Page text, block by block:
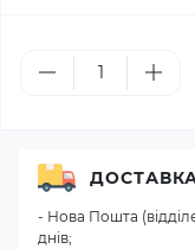
- Нова Пошта
днів;